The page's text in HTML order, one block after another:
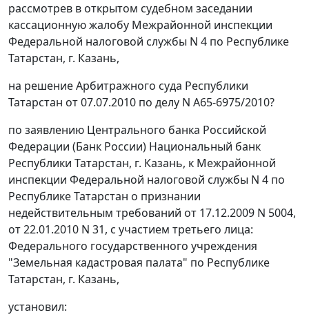
рассмотрев в открытом судебном заседании
кассационную жалобу Межрайонной инспекции
Федеральной налоговой службы N 4 по Республике
Татарстан, г. Казань,
на решение Арбитражного суда Республики
Татарстан от 07.07.2010 по делу N А65-6975/2010?
по заявлению Центрального банка Российской
Федерации (Банк России) Национальный банк
Республики Татарстан, г. Казань, к Межрайонной
инспекции Федеральной налоговой службы N 4 по
Республике Татарстан о признании
недействительным требований от 17.12.2009 N 5004,
от 22.01.2010 N 31, с участием третьего лица:
Федерального государственного учреждения
"Земельная кадастровая палата" по Республике
Татарстан, г. Казань,
установил: